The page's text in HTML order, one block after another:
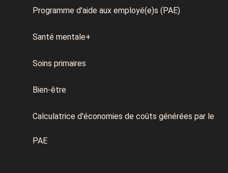
Programme d'aide aux employé(e)s (PAE)
Santé mentale+
Soins primaires
Bien-être
Calculatrice d'économies de coûts générées par le
PAE